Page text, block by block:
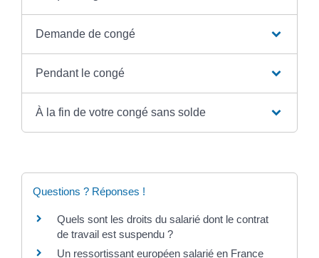
Demande de congé
Pendant le congé
À la fin de votre congé sans solde
Questions ? Réponses !
Quels sont les droits du salarié dont le contrat
de travail est suspendu ?
Un ressortissant européen salarié en France